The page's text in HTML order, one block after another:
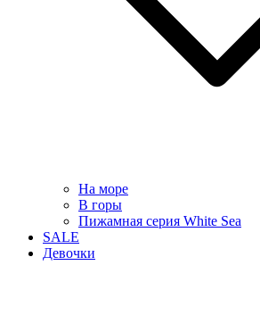
На море
В горы
Пижамная серия White Sea
SALE
Девочки